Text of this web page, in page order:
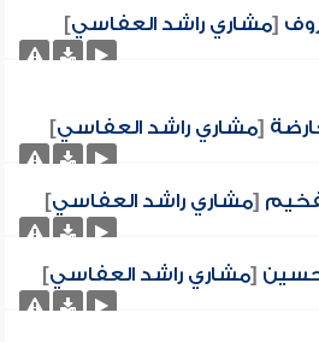
[مشاري راشد العفاسي]
[مشاري راشد العفاسي]
[مشاري راشد العفاسي]
[مشاري راشد العفاسي]